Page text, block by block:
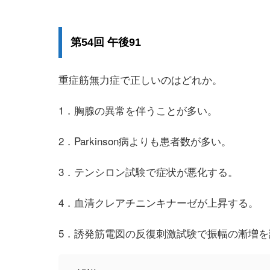
第54回 午後91
重症筋無力症で正しいのはどれか。
1．胸腺の異常を伴うことが多い。
2．Parkinson病よりも患者数が多い。
3．テンシロン試験で症状が悪化する。
4．血清クレアチニンキナーゼが上昇する。
5．誘発筋電図の反復刺激試験で振幅の漸増